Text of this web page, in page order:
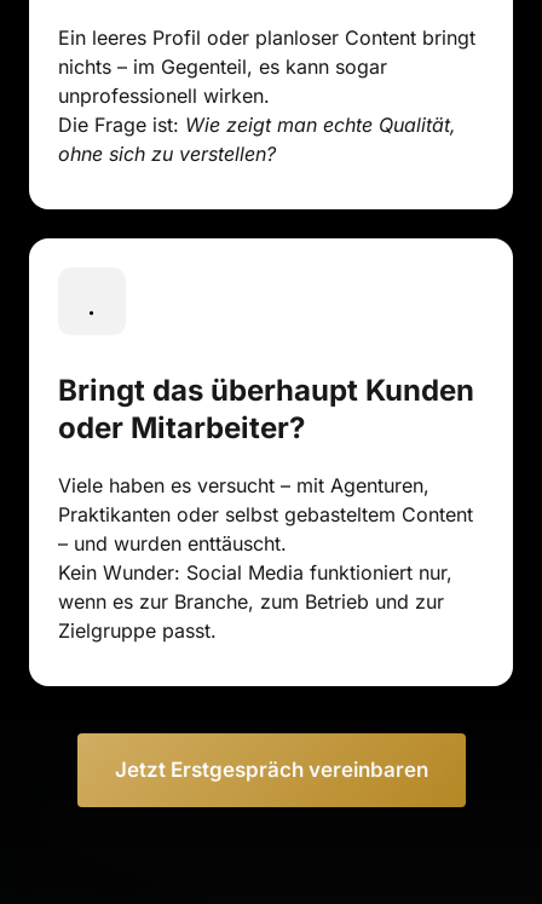
Ein leeres Profil oder planloser Content bringt
nichts – im Gegenteil, es kann sogar
unprofessionell wirken.
Die Frage ist: Wie zeigt man echte Qualität,
ohne sich zu verstellen?
Bringt das überhaupt Kunden
oder Mitarbeiter?
Viele haben es versucht – mit Agenturen,
Praktikanten oder selbst gebasteltem Content
– und wurden enttäuscht.
Kein Wunder: Social Media funktioniert nur,
wenn es zur Branche, zum Betrieb und zur
Zielgruppe passt.
Jetzt Erstgespräch vereinbaren